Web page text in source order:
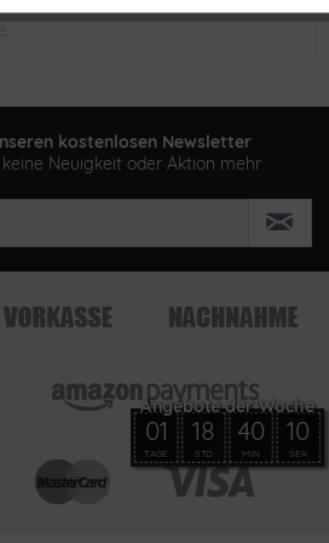
kostenlosen Newsletter
Neuigkeit oder Aktion mehr
01
TAGE
18
STD
40
MIN
10
SEK